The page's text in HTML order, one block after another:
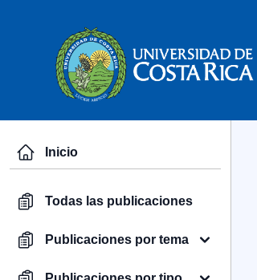
Inicio
Todas las publicaciones
Publicaciones por tema